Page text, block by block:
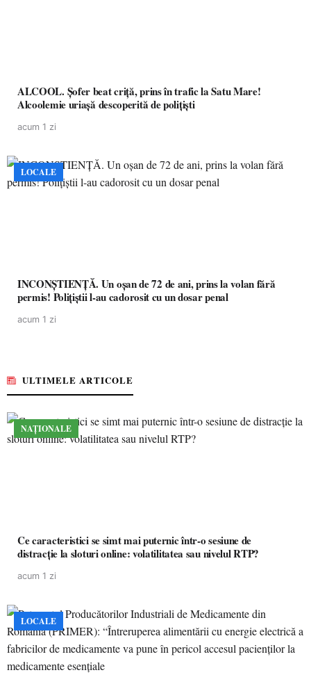
ALCOOL. Șofer beat criță, prins în trafic la Satu Mare!
Alcoolemie uriașă descoperită de polițiști
acum 1 zi
LOCALE
INCONȘTIENȚĂ. Un oșan de 72 de ani, prins la volan fără
permis! Polițiștii l-au cadorosit cu un dosar penal
acum 1 zi
ULTIMELE ARTICOLE
NAȚIONALE
Ce caracteristici se simt mai puternic într-o sesiune de
distracție la sloturi online: volatilitatea sau nivelul RTP?
acum 1 zi
LOCALE